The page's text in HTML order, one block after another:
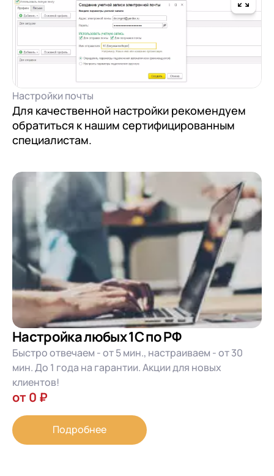
Настройки почты
Для качественной настройки рекомендуем
обратиться к нашим сертифицированным
специалистам.
Настройка любых 1С по РФ
Быстро отвечаем - от 5 мин., настраиваем - от 30
мин. До 1 года на гарантии. Акции для новых
клиентов!
от 0 ₽
Подробнее